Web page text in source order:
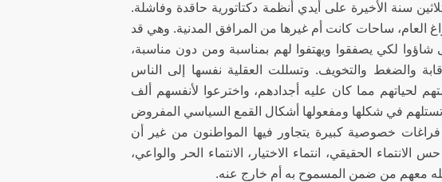
سنة الأخيرة على أيدي أنظمة دكتاتورية حاقدة وفاشلة.
العام، ساحات كانت أم غيرها من المرافق المدنية. وهي قد
لكي يصفقوا ويهتفوا لهم بمناسبة ومن دون مناسبة،
والضغط والتخويف. وتسللت العقلية نفسها إلى الناس
لحياتهم مما كان عليه أجدادهم، واخترعوا لأنفسهم ألف
في شكلها ومفعولها أشكال القمع السياسي المفروض
خصوصية كبيرة يتجاور فيها المواطنون من غير أن
الحقيقي، انتماء الاختيار، الانتماء الحر والواعي،
معهم من ضمن المسموح به أم خارج عنه.